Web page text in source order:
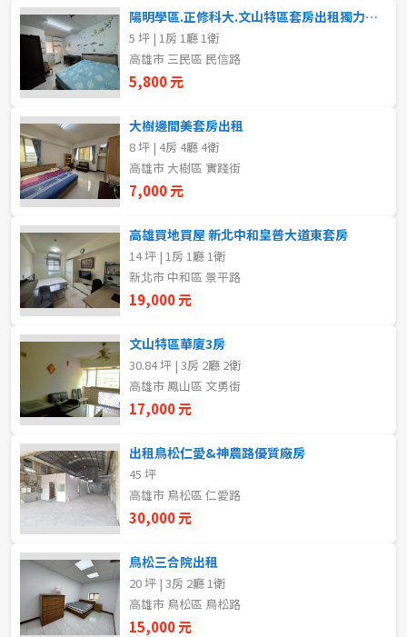
花蓮縣
金門連江
不拘
1樓
3樓
5~10樓
21樓以上
~ 樓
格局
不拘
2房
租金(元)
自租
房東自租
陽明學區.正修科大.文山特區套房出租獨力洗衣機陽台
5 坪 | 1房 1廳 1衛
高雄市 三民區 民信路
5,800 元
大樹邊間美套房出租
8 坪 | 4房 4廳 4衛
高雄市 大樹區 實踐街
7,000 元
高雄買地買屋 新北中和皇普大道東套房
14 坪 | 1房 1廳 1衛
新北市 中和區 景平路
19,000 元
文山特區華廈3房
30.84 坪 | 3房 2廳 2衛
高雄市 鳳山區 文勇街
17,000 元
出租鳥松仁愛&神農路優質廠房
45 坪
高雄市 鳥松區 仁愛路
30,000 元
鳥松三合院出租
20 坪 | 3房 2廳 1衛
高雄市 鳥松區 鳥松路
15,000 元